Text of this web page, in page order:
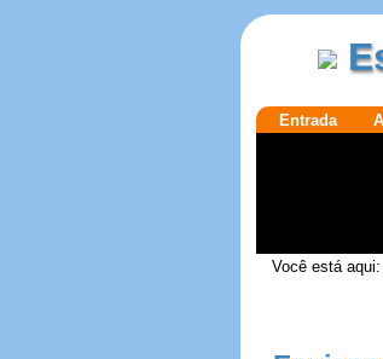
Ir para o
SecçõesEntrada
Ferramentas
Você está aqui: